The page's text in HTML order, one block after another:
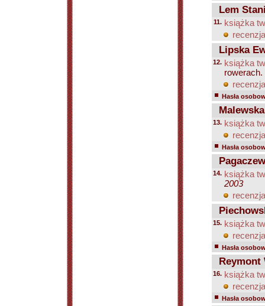
Lem
11. książka
Lipska
12. książka
Hasła
13. książka
Hasła
14. książka
2003
15. książka
Hasła
Reymont
16. książka
Hasła